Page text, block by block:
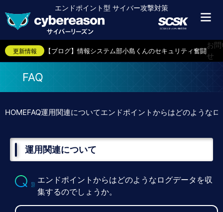
エンドポイント型 サイバー攻撃対策
更新情報
【FAQ】クラウドサービスの利用料、初期導入支援費用（
【FAQ】クラウド型の場合、自社で準備するサーバなどあり
【ブログ】情報システム部小島くんのセキュリティ奮闘記
【お知らせ】スカパー・カスタマーリレーションズ様の導入
【ブログ】情報システム部小島くんのセキュリティ奮闘記（
【ブログ】情報システム部小島くんのセキュリティ奮闘記（
【FAQ】エンドポイントとは何ですか？
【FAQ】ライセンスの販売単位を教えてください。何IDから
【FAQ】クラウドサービスの利用料、初期導入支援費用（
【FAQ】クラウド型の場合、自社で準備するサーバなどあり
【ブログ】情報システム部小島くんのセキュリティ奮闘記（
【お知らせ】スカパー・カスタマーリレーションズ様の導入
お
せ
FAQ
HOMEFAQ運用関連についてエンドポイントからはどのような
運用関連について
エンドポイントからはどのようなログデータを収
集するのでしょうか。